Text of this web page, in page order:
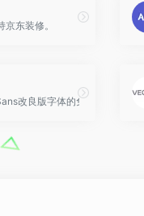
东装修。
改良版字体的免费下载网站